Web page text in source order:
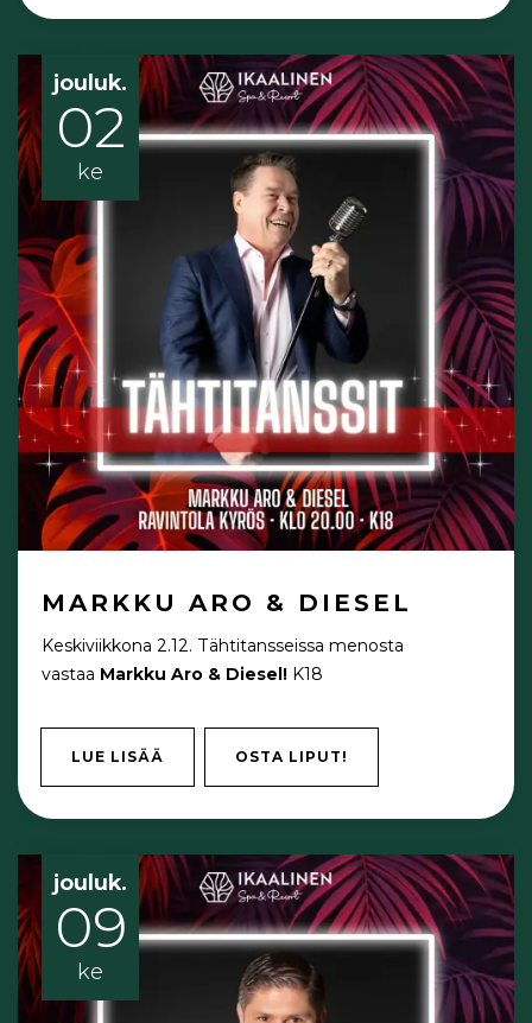
jouluk.
02
ke
MARKKU ARO & DIESEL
Keskiviikkona 2.12. Tähtitansseissa menosta
vastaa Markku Aro & Diesel! K18
LUE LISÄÄ OSTA LIPUT!
jouluk.
09
ke